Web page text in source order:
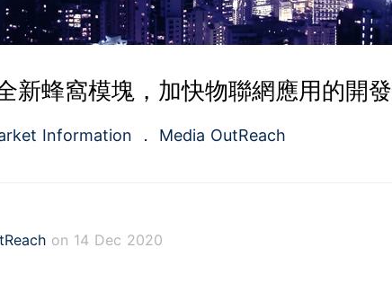
新蜂窩模塊，加快物聯網應用的開發
Information Media OutReach
on 14 Dec 2020